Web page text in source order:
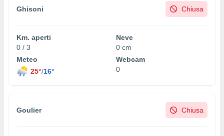
Ghisoni Chiusa
Km. aperti
0 / 3
Neve
0 cm
Meteo
25°/16°
Webcam
0
Goulier Chiusa